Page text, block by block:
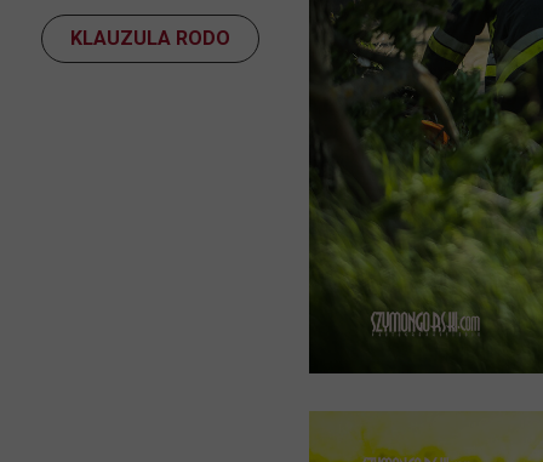
KLAUZULA RODO